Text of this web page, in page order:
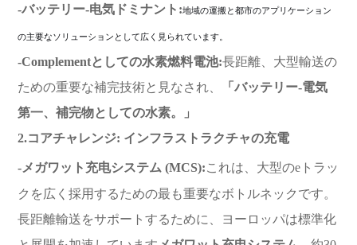
-バッテリー-电気ドミナント:地域の運搬と都市のアプリケーション
の主要なソリューションとして広く見られています。
-Complementとしての水素燃料電池:長距離、大型輸送の
ための重要な補完技術と見なされ、
「バッテリー-電気
第一、補完物としての水素。」
2.コアチャレンジ: インフラストラクチャの充電
-メガワット充电システム (MCS):これは、大型のeトラッ
クを広く採用するための最も重要なボトルネックです。
長距離輸送をサポートするために、ヨーロッパは標準化